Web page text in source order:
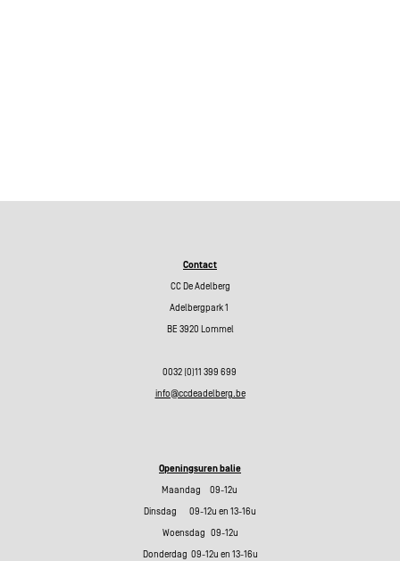
Contact
CC De Adelberg
Adelbergpark 1
BE 3920 Lommel
0032 (0)11 399 699
info@ccdeadelberg.be
Openingsuren balie
Maandag 09-12u
Dinsdag 09-12u en 13-16u
Woensdag 09-12u
Donderdag 09-12u en 13-16u